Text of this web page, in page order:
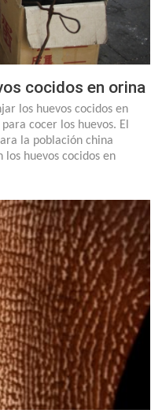
cocidos en orina
los huevos cocidos en
cocer los huevos. El
la población china
huevos cocidos en